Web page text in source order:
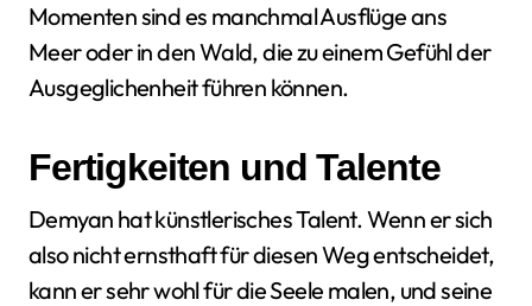
Momenten sind es manchmal Ausflüge ans
Meer oder in den Wald, die zu einem Gefühl der
Ausgeglichenheit führen können.
Fertigkeiten und Talente
Demyan hat künstlerisches Talent. Wenn er sich
also nicht ernsthaft für diesen Weg entscheidet,
kann er sehr wohl für die Seele malen, und seine